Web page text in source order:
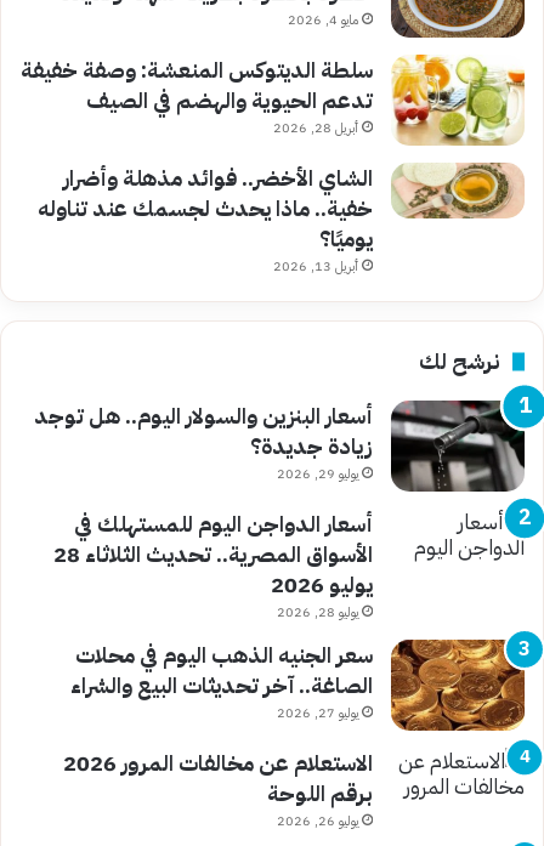
مايو 4, 2026
سلطة الديتوكس المنعشة: وصفة خفيفة
تدعم الحيوية والهضم في الصيف
أبريل 28, 2026
الشاي الأخضر.. فوائد مذهلة وأضرار
خفية.. ماذا يحدث لجسمك عند تناوله
يوميًا؟
أبريل 13, 2026
نرشح لك
أسعار البنزين والسولار اليوم.. هل توجد
زيادة جديدة؟
يوليو 29, 2026
أسعار الدواجن اليوم للمستهلك في
الأسواق المصرية.. تحديث الثلاثاء 28
يوليو 2026
يوليو 28, 2026
سعر الجنيه الذهب اليوم في محلات
الصاغة.. آخر تحديثات البيع والشراء
يوليو 27, 2026
الاستعلام عن مخالفات المرور 2026
برقم اللوحة
يوليو 26, 2026